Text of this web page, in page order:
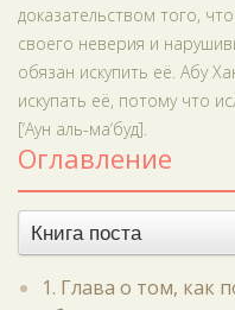
доказательством того,
своего неверия и
обязан искупить её. Абу
искупать её, потому что
[‘Аун аль-ма‘буд].
Оглавление
Книга поста
1. Глава о том, как